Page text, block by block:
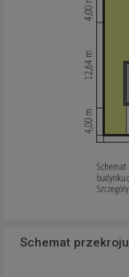
Schemat przekroju